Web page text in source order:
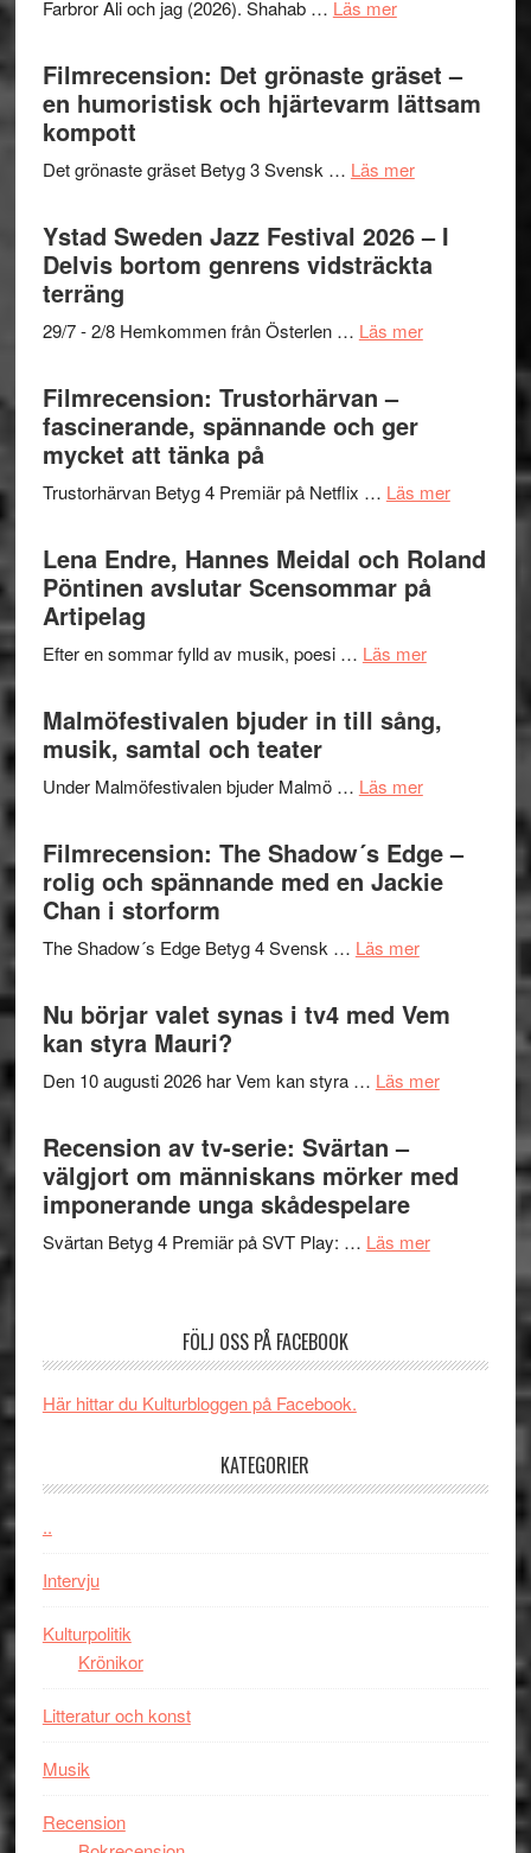
Believe
Vrach
Frankenshtey
med
Mulder
och
Dana
19
titlar
i
Farbror Ali och jag (2026). Shahab … Läs merom
Shahab
Mehrabi
till
Kulturs
Filmrecension: Det grönaste gräset –
en humoristisk och hjärtevarm lättsam
kompott
Det grönaste gräset Betyg 3 Svensk … Läs merom
Det
grönaste
gräset
en
hjärtevarm
Ystad Sweden Jazz Festival 2026 – I
Delvis bortom genrens vidsträckta
terräng
29/7 - 2/8 Hemkommen från Österlen … Läs merom
–
Delvis
bortom
terräng
Filmrecension: Trustorhärvan –
fascinerande, spännande och ger
mycket att tänka på
Trustorhärvan Betyg 4 Premiär på Netflix … Läs merom
–
Lena Endre, Hannes Meidal och Roland
Pöntinen avslutar Scensommar på
Artipelag
Efter en sommar fylld av musik, poesi … Läs merom
Hannes
Pöntinen
avslutar
Malmöfestivalen bjuder in till sång,
musik, samtal och teater
Under Malmöfestivalen bjuder Malmö … Läs merom
in
till
och
Filmrecension: The Shadow´s Edge –
rolig och spännande med en Jackie
Chan i storform
The Shadow´s Edge Betyg 4 Svensk … Läs merom
Filmrecension:
Shadow
Edge
och
en
storform
Nu börjar valet synas i tv4 med Vem
kan styra Mauri?
Den 10 augusti 2026 har Vem kan styra … Läs merom
valet
synas
styra
Recension av tv-serie: Svärtan –
välgjort om människans mörker med
imponerande unga skådespelare
Svärtan Betyg 4 Premiär på SVT Play: … Läs merom
människans
imponerande
FÖLJ OSS PÅ FACEBOOK
Här hittar du Kulturbloggen på Facebook.
KATEGORIER
..
Intervju
Kulturpolitik
Krönikor
Litteratur och konst
Musik
Recension